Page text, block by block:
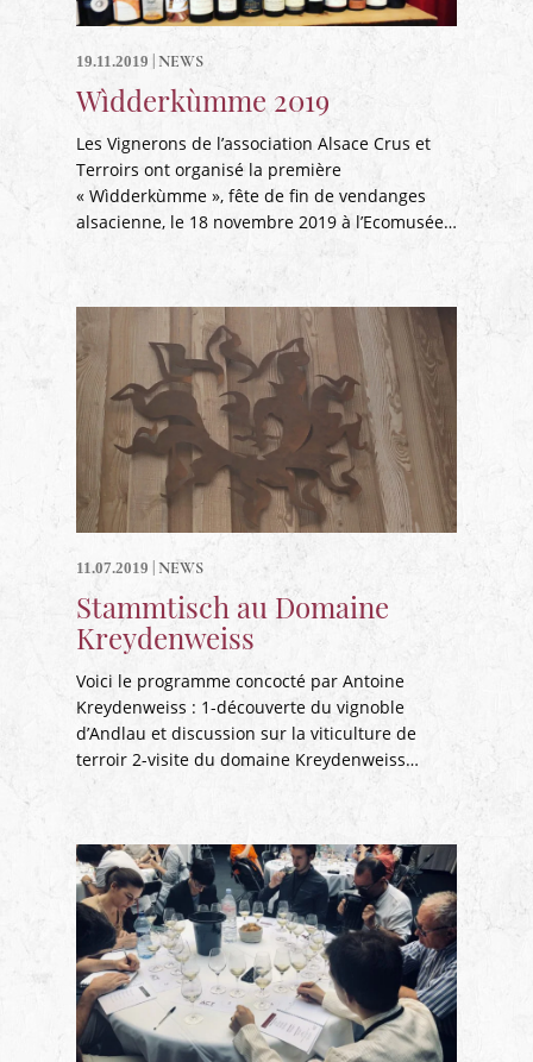
19.11.2019 NEWS
Wìdderkùmme 2019
Les Vignerons de l’association Alsace Crus et
Terroirs ont organisé la première
« Wìdderkùmme », fête de fin de vendanges
alsacienne, le 18 novembre 2019 à l’Ecomusée…
11.07.2019 NEWS
Stammtisch au Domaine
Kreydenweiss
Voici le programme concocté par Antoine
Kreydenweiss : 1-découverte du vignoble
d’Andlau et discussion sur la viticulture de
terroir 2-visite du domaine Kreydenweiss…